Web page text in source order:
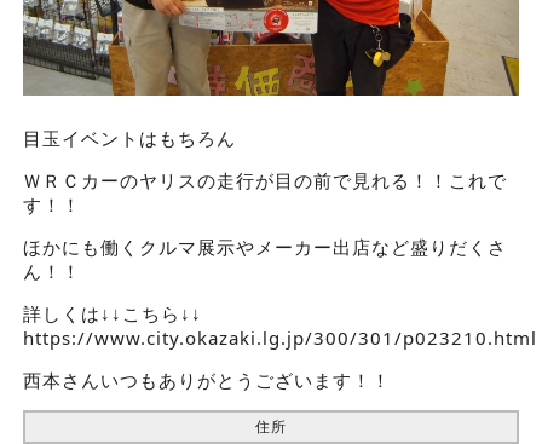
目玉イベントはもちろん
ＷＲＣカーのヤリスの走行が目の前で見れる！！これで
す！！
ほかにも働くクルマ展示やメーカー出店など盛りだくさ
ん！！
詳しくは↓↓こちら↓↓
https://www.city.okazaki.lg.jp/300/301/p023210.html
西本さんいつもありがとうございます！！
住所